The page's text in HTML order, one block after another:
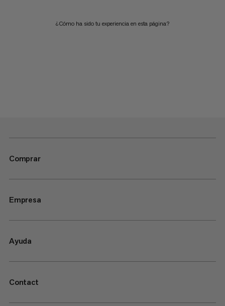
¿Cómo ha sido tu experiencia en esta página?
Comprar
Empresa
Ayuda
Contact